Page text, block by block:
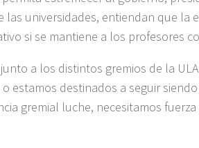
universidades, entiendan que la
si se mantiene a los profesores
a los distintos gremios de la
estamos destinados a seguir
gremial luche, necesitamos